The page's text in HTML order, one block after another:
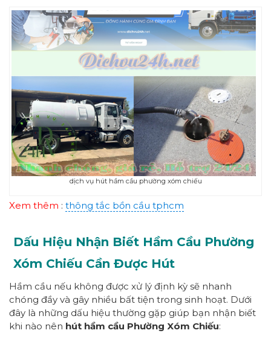
dịch vụ hút hầm cầu phường xóm chiếu
Xem thêm : thông tắc bồn cầu tphcm
Dấu Hiệu Nhận Biết Hầm Cầu Phường
Xóm Chiếu Cần Được Hút
Hầm cầu nếu không được xử lý định kỳ sẽ nhanh
chóng đầy và gây nhiều bất tiện trong sinh hoạt. Dưới
đây là những dấu hiệu thường gặp giúp bạn nhận biết
khi nào nên hút hầm cầu Phường Xóm Chiếu: